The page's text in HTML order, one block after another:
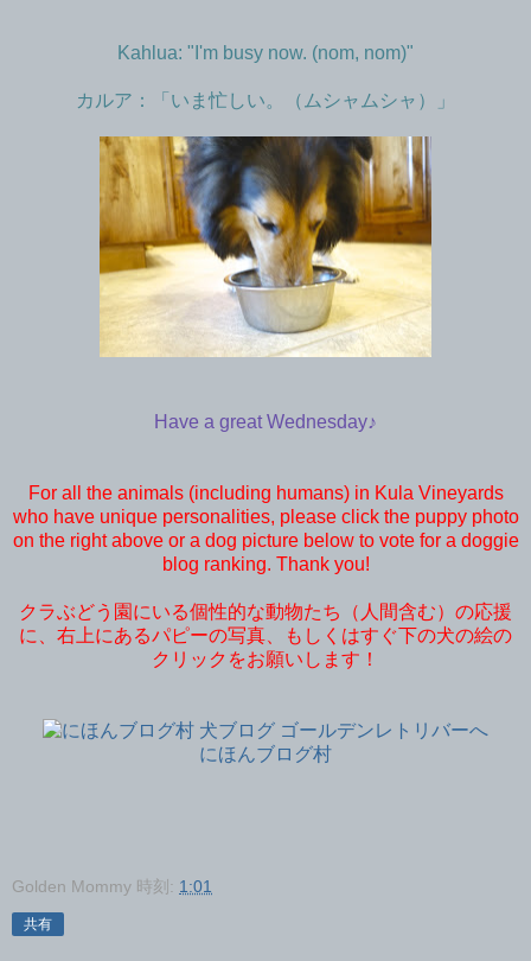
Kahlua: "I'm busy now. (nom, nom)"
カルア：「いま忙しい。（ムシャムシャ）」
Have a great Wednesday♪
For all the animals (including humans) in Kula Vineyards
who have unique personalities, please click the puppy photo
on the right above or a dog picture below to vote for a doggie
blog ranking. Thank you!
クラぶどう園にいる個性的な動物たち（人間含む）の応援
に、右上にあるパピーの写真、もしくはすぐ下の犬の絵の
クリックをお願いします！
にほんブログ村
Golden Mommy 時刻: 1:01
共有